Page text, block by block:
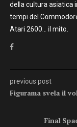
della cultura asiatica
tempi del
Atari 2600… il mito.
previous post
Figurama svela il
Final